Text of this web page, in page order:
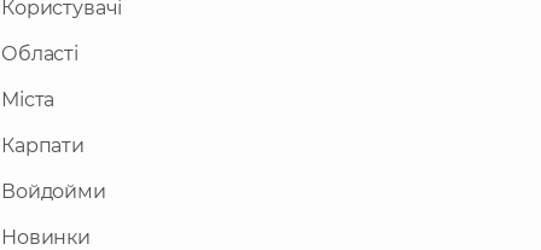
Представляємо Вашій увазі топ-14 цікавих місць,
відомих і популярних туристичних об’єктів та
неодмінно варто побачити.
Найвідомішими пам'ятками гірського масиву
Кузьминець
Женецький Гук
Користувачі
Області
Міста
Карпати
Войдойми
Новинки